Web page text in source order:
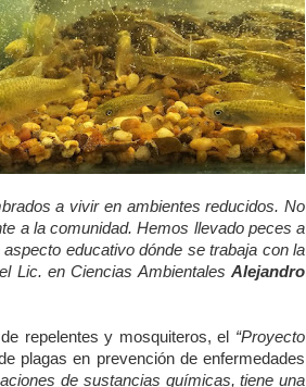
a vivir en ambientes reducidos. No
a la comunidad. Hemos llevado peces a
educativo dónde se trabaja con la
Lic. en Ciencias AmbientalesAlejandro
repelentes y mosquiteros, el “Proyecto
plagas en prevención de enfermedades
de sustancias químicas, tiene una